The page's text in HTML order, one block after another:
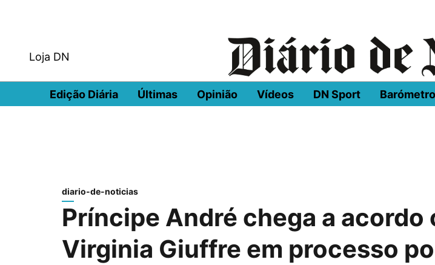
Loja DN
Edição Diária Últimas Opinião Vídeos DN Sport
diario-de-noticias
Príncipe André chega a acordo
Virginia Giuffre em processo